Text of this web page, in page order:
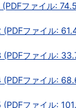
(PDFファイル:
(PDFファイル:
(PDFファイル:
(PDFファイル:
(PDFファイル: